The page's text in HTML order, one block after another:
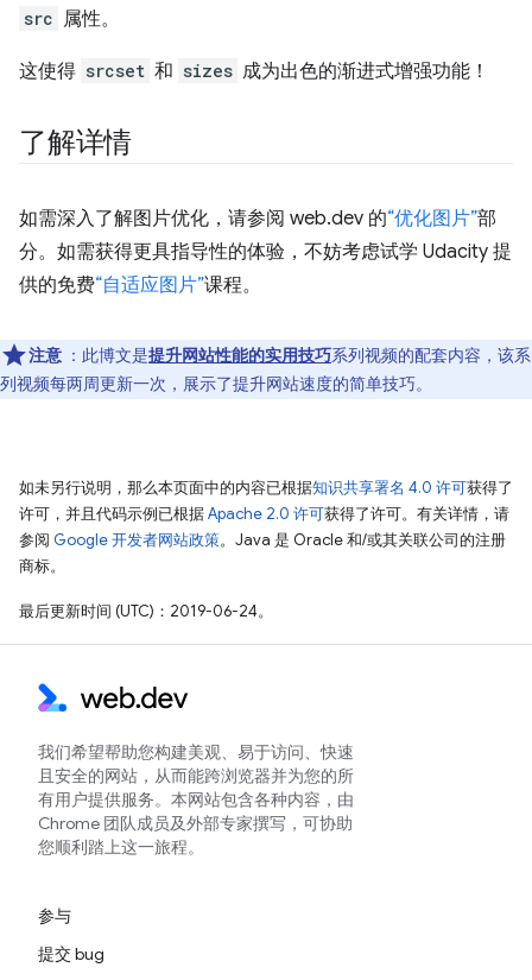
src 属性。
这使得 srcset 和 sizes 成为出色的渐进式增强功能！
了解详情
如需深入了解图片优化，请参阅 web.dev 的“优化图片”部
分。如需获得更具指导性的体验，不妨考虑试学 Udacity 提
供的免费“自适应图片”课程。
注意 ：此博文是提升网站性能的实用技巧系列视频的配套内容，该系
列视频每两周更新一次，展示了提升网站速度的简单技巧。
如未另行说明，那么本页面中的内容已根据知识共享署名 4.0 许可获得了
许可，并且代码示例已根据Apache 2.0 许可获得了许可。有关详情，请
参阅 Google 开发者网站政策。Java 是 Oracle 和/或其关联公司的注册
商标。
最后更新时间 (UTC)：2019-06-24。
我们希望帮助您构建美观、易于访问、快速
且安全的网站，从而能跨浏览器并为您的所
有用户提供服务。本网站包含各种内容，由
Chrome 团队成员及外部专家撰写，可协助
您顺利踏上这一旅程。
参与
提交 bug